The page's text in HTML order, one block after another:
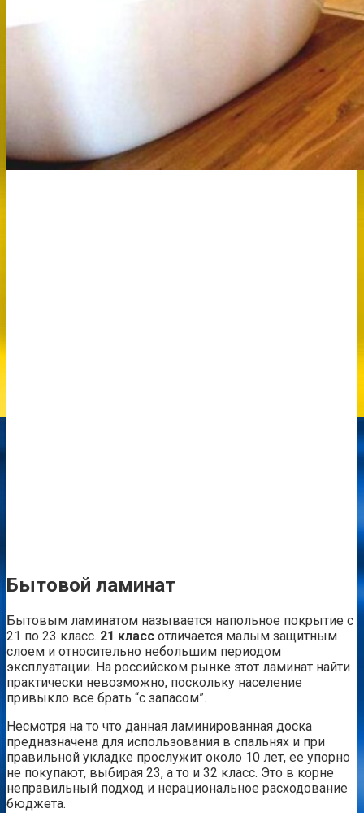
Бытовой ламинат
Бытовым ламинатом называется напольное покрытие с
21 по 23 класс. 21 класс отличается малым защитным
слоем и относительно небольшим периодом
эксплуатации. На российском рынке этот ламинат найти
практически невозможно, поскольку население
привыкло все брать “с запасом”.
Несмотря на то что данная ламинированная доска
предназначена для использования в спальнях и при
правильной укладке прослужит около 10 лет, ее упорно
не покупают, выбирая 23, а то и 32 класс. Это в корне
неправильный подход и нерациональное расходование
бюджета.